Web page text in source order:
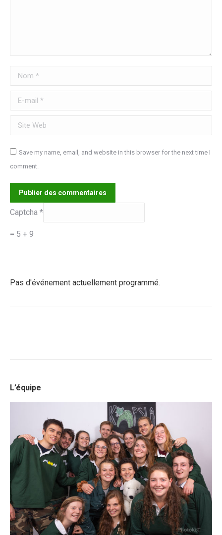
Nom *
E-mail *
Site Web
Save my name, email, and website in this browser for the next time I
comment.
Publier des commentaires
Captcha *
= 5 + 9
Pas d'événement actuellement programmé.
L’équipe